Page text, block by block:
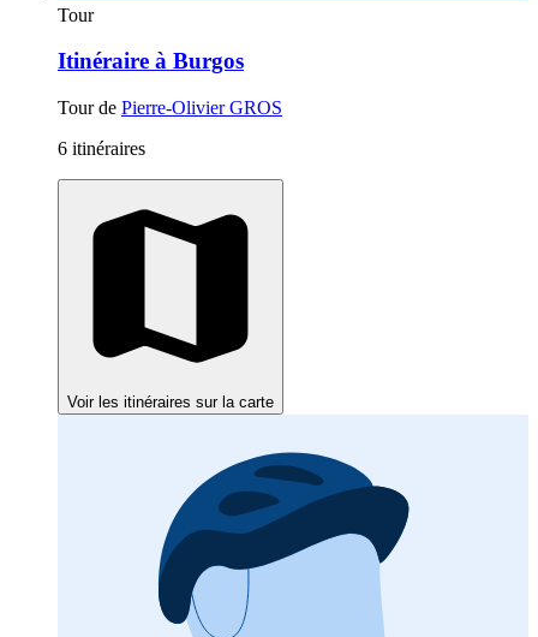
Tour
Itinéraire à Burgos
Tour de Pierre-Olivier GROS
6 itinéraires
Voir les itinéraires sur la carte